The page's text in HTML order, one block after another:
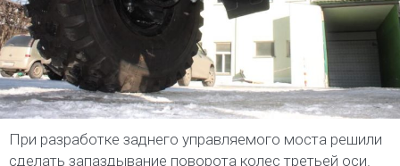
При разработке заднего управляемого моста решили
сделать запаздывание поворота колес третьей оси.